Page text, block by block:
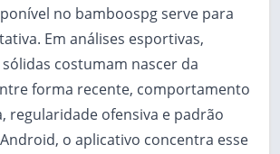
no bamboospg serve para
Em análises esportivas,
costumam nascer da
forma recente, comportamento
regularidade ofensiva e padrão
o aplicativo concentra esse